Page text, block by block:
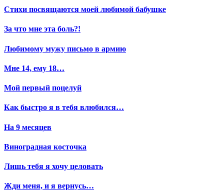
Стихи посвящаются моей любимой бабушке
За что мне эта боль?!
Любимому мужу письмо в армию
Мне 14, ему 18…
Мой первый поцелуй
Как быстро я в тебя влюбился…
На 9 месяцев
Виноградная косточка
Лишь тебя я хочу целовать
Жди меня, и я вернусь…